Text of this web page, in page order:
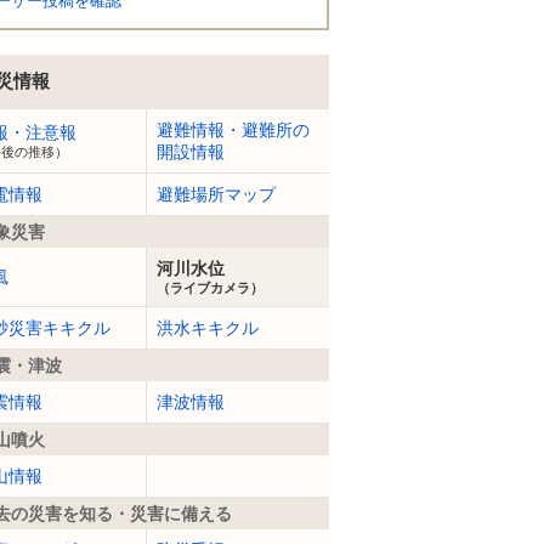
情報
・注意報
の推移）
避難情報・避難所の
開設情報
情報
避難場所マップ
災害
河川水位
（ライブカメラ）
災害キキクル
洪水キキクル
・津波
情報
津波情報
噴火
情報
の災害を知る・災害に備える